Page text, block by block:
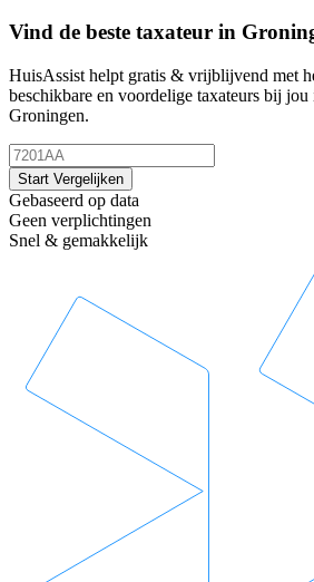
Vind de beste taxateur in
HuisAssist helpt gratis & vrijblijvend met
beschikbare en voordelige taxateurs bij jou
Groningen.
Start Vergelijken
Gebaseerd op data
Geen verplichtingen
Snel & gemakkelijk